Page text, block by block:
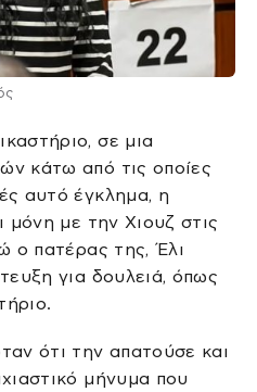
σε μια
κάτω από τις οποίες
αυτό έγκλημα, η
μόνη με την Χιουζ στις
ο πατέρας της, Έλι
για δουλειά, όπως
ότι την απατούσε και
μήνυμα που